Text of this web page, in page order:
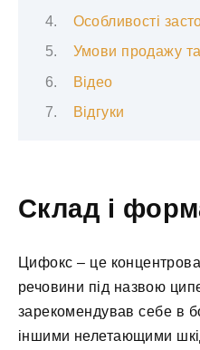
Особливості
Умови продажу та
Відео
Відгуки
Склад і
Цифокс – це
речовини під назвою
зарекомендував себе в
іншими нелетающими